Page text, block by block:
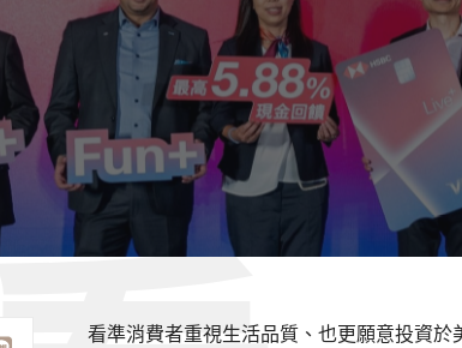
看準消費者重視生活品質、也更願意投資